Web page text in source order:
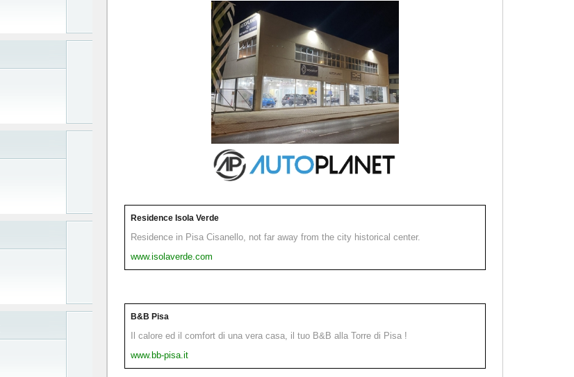
Residence Isola Verde
Residence in Pisa Cisanello, not far away from the city historical center.
www.isolaverde.com
B&B Pisa
Il calore ed il comfort di una vera casa, il tuo B&B alla Torre di Pisa !
www.bb-pisa.it